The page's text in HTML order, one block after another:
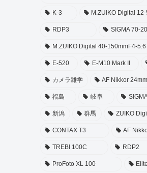
K-3 M.ZUIKO Digital
RDP3 SIGMA 70-
M.ZUIKO Digital 40-150mmF4-5.6
E-520 E-M10 Mark II
カメラ雑学 AF Nikkor
福島 岐阜
新潟 群馬 ZUIKO
CONTAX T3 AF
TREBI 100C RDP2
ProFoto XL 100